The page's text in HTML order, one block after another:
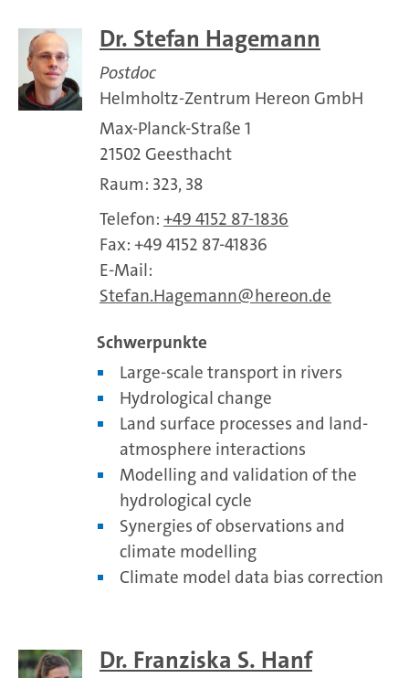
Dr. Stefan Hagemann
Postdoc
Helmholtz-Zentrum Hereon GmbH
Max-Planck-Straße 1
21502 Geesthacht
Raum: 323, 38
Telefon: +49 4152 87-1836
Fax: +49 4152 87-41836
E-Mail:
Stefan.Hagemann
hereon.de
Schwerpunkte
Large-scale transport in rivers
Hydrological change
Land surface processes and land-
atmosphere interactions
Modelling and validation of the
hydrological cycle
Synergies of observations and
climate modelling
Climate model data bias correction
Dr. Franziska S. Hanf